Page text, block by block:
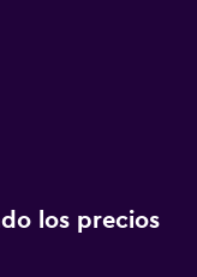
los precios